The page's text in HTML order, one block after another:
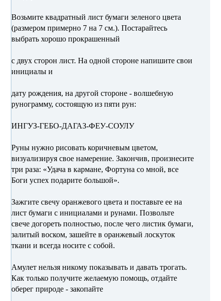
Возьмите квадратный лист бумаги зеленого цвета
(размером примерно 7 на 7 см.). Постарайтесь
выбрать хорошо прокрашенный
с двух сторон лист. На одной стороне напишите свои
инициалы и
дату рождения, на другой стороне - волшебную
рунограмму, состоящую из пяти рун:
ИНГУЗ-ГЕБО-ДАГАЗ-ФЕУ-СОУЛУ
Руны нужно рисовать коричневым цветом,
визуализируя свое намерение. Закончив, произнесите
три раза: «Удача в кармане, Фортуна со мной, все
Боги успех подарите большой».
Зажгите свечу оранжевого цвета и поставьте ее на
лист бумаги с инициалами и рунами. Позвольте
свече догореть полностью, после чего листик бумаги,
залитый воском, зашейте в оранжевый лоскуток
ткани и всегда носите с собой.
Амулет нельзя никому показывать и давать трогать.
Как только получите желаемую помощь, отдайте
оберег природе - закопайте